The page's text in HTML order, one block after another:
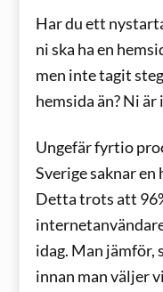
Har du ett
ni ska ha en
men inte tagit
hemsida än? Ni
Ungefär fyrtio
Sverige saknar
Detta trots att
idag. Man jämför,
innan man väljer